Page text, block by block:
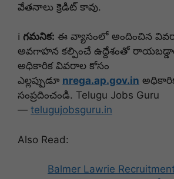
వేతనాలు క్రెడిట్ కావు.
ℹ️ గమనిక: ఈ వ్యాసంలో అందించిన
అవగాహన కల్పించే ఉద్దేశంతో
అధికారిక వివరాల కోసం
ఎల్లప్పుడూ nrega.ap.gov.in
సంప్రదించండి. Telugu Jobs Guru
— telugujobsguru.in
Also Read:
Balmer Lawrie